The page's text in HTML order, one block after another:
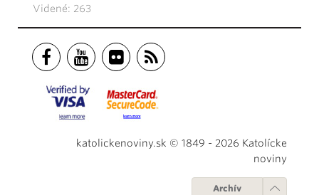
Videné: 263
katolickenoviny.sk © 1849 - 2026 Katolícke
noviny
Archív